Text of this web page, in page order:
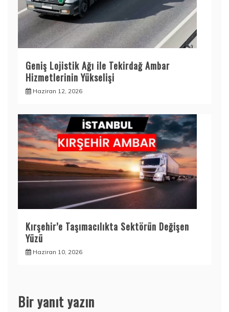
Geniş Lojistik Ağı ile Tekirdağ Ambar
Hizmetlerinin Yükselişi
Haziran 12, 2026
Kırşehir’e Taşımacılıkta Sektörün Değişen
Yüzü
Haziran 10, 2026
Bir yanıt yazın